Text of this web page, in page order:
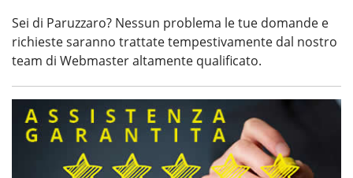
Sei di Paruzzaro? Nessun problema le tue domande e
richieste saranno trattate tempestivamente dal nostro
team di Webmaster altamente qualificato.